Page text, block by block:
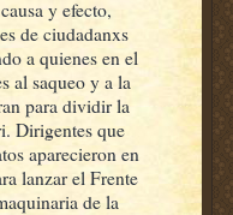
y efecto,
de ciudadanxs
a quienes en el
al saqueo y a la
para dividir la
Dirigentes que
aparecieron en
lanzar el Frente
de la